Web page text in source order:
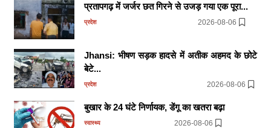
प्रतापगढ़ में जर्जर छत गिरने से उजड़ गया एक पूरा...
प्रदेश 2026-08-06
Jhansi: भीषण सड़क हादसे में अतीक अहमद के छोटे
बेटे...
प्रदेश 2026-08-06
बुखार के 24 घंटे निर्णायक, डेंगू का खतरा बढ़ा
स्वास्थ्य 2026-08-06